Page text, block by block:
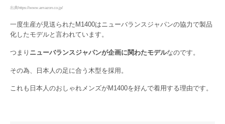
出典https://www.amazon.co.jp/
一度生産が見送られたM1400はニューバランスジャパンの協力で製品
化したモデルと言われています。
つまり ニューバランスジャパンが企画に関わたモデルなのです。
その為、日本人の足に合う木型を採用。
これも日本人のおしゃれメンズがM1400を好んで着用する理由です。